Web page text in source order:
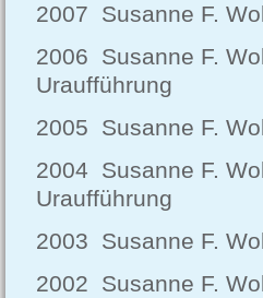
2007 Susanne F.
2006 Susanne F.
Uraufführung
2005 Susanne F.
2004 Susanne F.
Uraufführung
2003 Susanne F.
2002 Susanne F.